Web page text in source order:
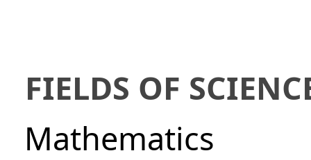
FIELDS OF
Mathematics